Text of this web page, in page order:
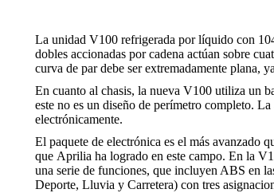
La unidad V100 refrigerada por líquido con
dobles accionadas por cadena actúan sobre
curva de par debe ser extremadamente plana,
En cuanto al chasis, la nueva V100 utiliza un
este no es un diseño de perímetro completo.
electrónicamente.
El paquete de electrónica es el más avanzado
que Aprilia ha logrado en este campo. En la
una serie de funciones, que incluyen ABS en
Deporte, Lluvia y Carretera) con tres